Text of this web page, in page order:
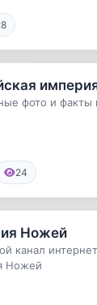
фото и факты
24
Ножей
канал
Ножей